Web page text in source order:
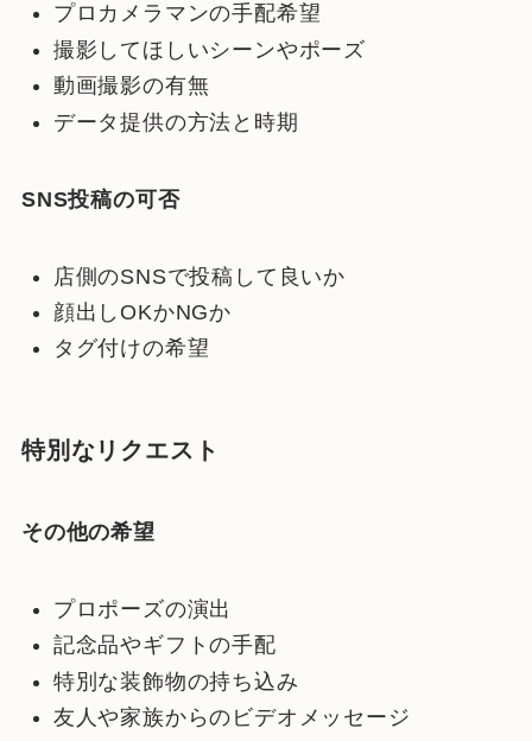
プロカメラマンの手配希望
撮影してほしいシーンやポーズ
動画撮影の有無
データ提供の方法と時期
SNS投稿の可否
店側のSNSで投稿して良いか
顔出しOKかNGか
タグ付けの希望
特別なリクエスト
その他の希望
プロポーズの演出
記念品やギフトの手配
特別な装飾物の持ち込み
友人や家族からのビデオメッセージ